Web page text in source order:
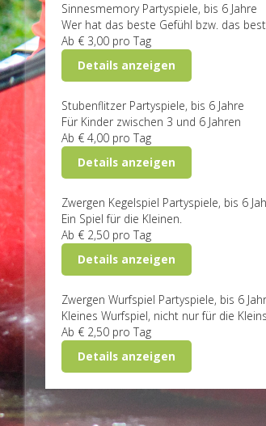
Sinnesmemory Partyspiele, bis 6 Jahre
Wer hat das beste Gefühl bzw. das
Ab € 3,00 pro Tag
Details anzeigen
Stubenflitzer Partyspiele, bis 6 Jahre
Für Kinder zwischen 3 und 6 Jahren
Ab € 4,00 pro Tag
Details anzeigen
Zwergen Kegelspiel Partyspiele, bis 6
Ein Spiel für die Kleinen.
Ab € 2,50 pro Tag
Details anzeigen
Zwergen Wurfspiel Partyspiele, bis 6
Kleines Wurfspiel, nicht nur für die
Ab € 2,50 pro Tag
Details anzeigen